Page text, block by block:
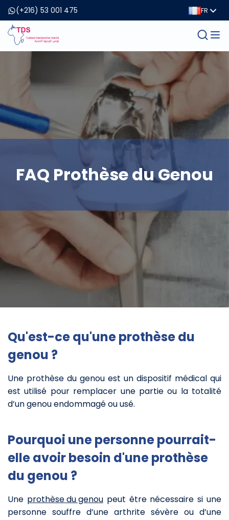
(+216) 53 001 475 FR
FAQ Prothèse du Genou
Qu'est-ce qu'une prothèse du
genou ?
Une prothèse du genou est un dispositif médical qui
est utilisé pour remplacer une partie ou la totalité
d’un genou endommagé ou usé.
Pourquoi une personne pourrait-
elle avoir besoin d'une prothèse
du genou ?
Une prothèse du genoupeut être nécessaire si une
personne souffre d’une arthrite sévère ou d’une